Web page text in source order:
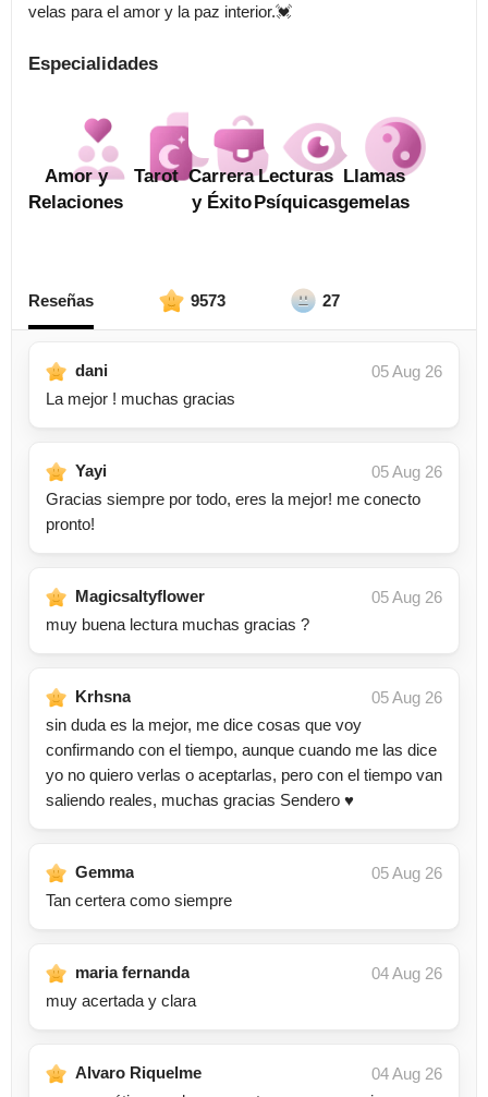
velas para el amor y la paz interior.💓
Especialidades
Amor y
Relaciones
Tarot Carrera
y Éxito
Lecturas
Psíquicas
Llamas
gemelas
Reseñas 9573 27
dani
05 Aug 26
La mejor ! muchas gracias
Yayi
05 Aug 26
Gracias siempre por todo, eres la mejor! me conecto
pronto!
Magicsaltyflower
05 Aug 26
muy buena lectura muchas gracias ?
Krhsna
05 Aug 26
sin duda es la mejor, me dice cosas que voy
confirmando con el tiempo, aunque cuando me las dice
yo no quiero verlas o aceptarlas, pero con el tiempo van
saliendo reales, muchas gracias Sendero ♥️
Gemma
05 Aug 26
Tan certera como siempre
maria fernanda
04 Aug 26
muy acertada y clara
Alvaro Riquelme
04 Aug 26